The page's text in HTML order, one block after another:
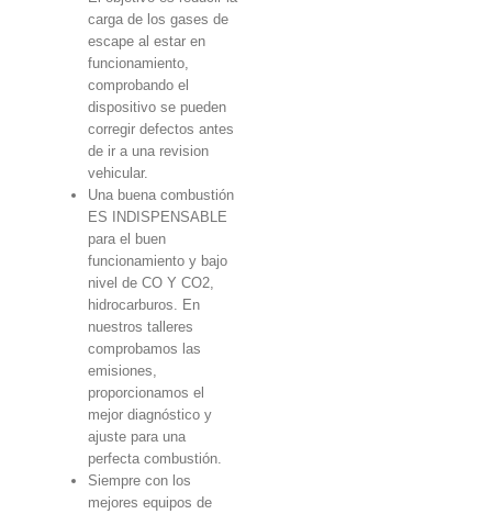
carga de los gases de
escape al estar en
funcionamiento,
comprobando el
dispositivo se pueden
corregir defectos antes
de ir a una revision
vehicular.
Una buena combustión
ES INDISPENSABLE
para el buen
funcionamiento y bajo
nivel de CO Y CO2,
hidrocarburos. En
nuestros talleres
comprobamos las
emisiones,
proporcionamos el
mejor diagnóstico y
ajuste para una
perfecta combustión.
Siempre con los
mejores equipos de